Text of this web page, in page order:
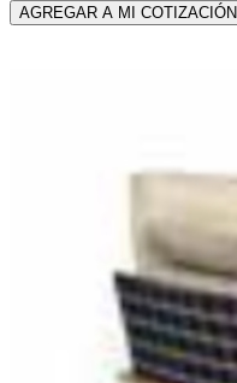
AGREGAR A MI COTIZACIÓN